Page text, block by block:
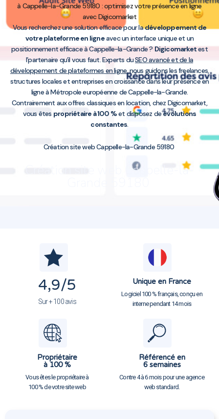
à Cappelle-la-Grande 59180 : optimisez votre présence en ligne
avec Digicomarket
Vous recherchez une solution efficace pour ladéveloppement de
votre plateforme en ligneavec un interface unique et un
positionnement efficace à Cappelle-la-Grande ?Digicomarketest
l’partenaire qu’il vous faut. Experts duSEO avancé et de la
développement de plateformes en ligne, nous guidons les freelances,
structures locales et entreprises en croissance dans leur présence en
ligne à Métropole européenne de Cappelle-la-Grande.
Contrairement aux offres classiques en location, chez Digicomarket,
vous êtes propriétaire à 100 %et disposez deévolutions
constantes
Création site web Cappelle-la-Grande 59180
Création site web Cappelle-la-
4,9/5
Sur + 100 avis
Unique en France
Logiciel 100 % français, conçu en
interne pendant 14 mois
Propriétaire
à 100 %
Vous êtes le propriétaire à
100 % de votre site web
Référencé en
6 semaines
Contre 4 à 6 mois pour une agence
web standard.